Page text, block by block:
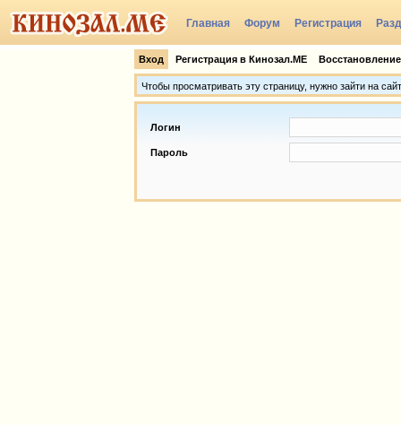
Главная Форум Регистрация
Вход Регистрация в Кинозал.МЕ
Чтобы просматривать эту страницу, нужно зайти на сайт
Логин
Пароль